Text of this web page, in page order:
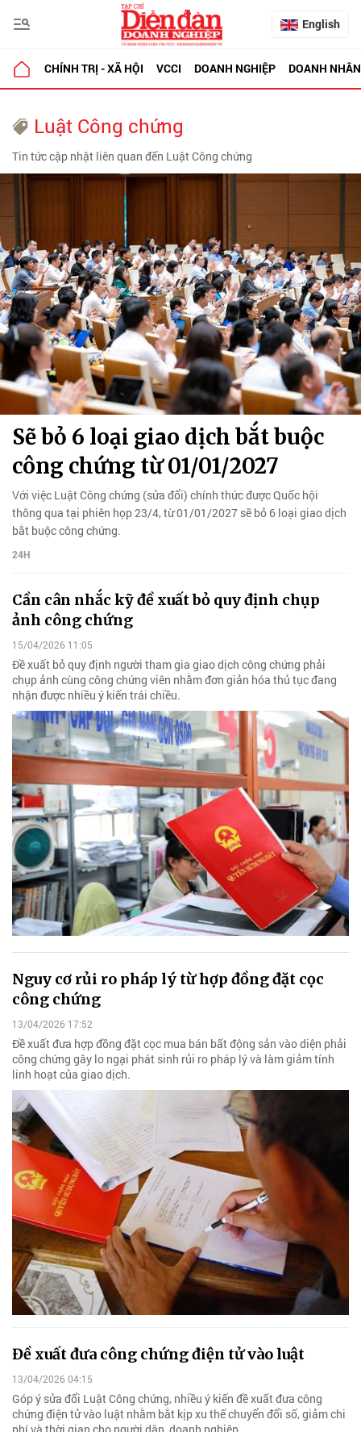
English
CHÍNH TRỊ - XÃ HỘI VCCI DOANH NGHIỆP DOANH NHÂN
Luật Công chứng
Tin tức cập nhật liên quan đến Luật Công chứng
Sẽ bỏ 6 loại giao dịch bắt buộc
công chứng từ 01/01/2027
Với việc Luật Công chứng (sửa đổi) chính thức được Quốc hội
thông qua tại phiên họp 23/4, từ 01/01/2027 sẽ bỏ 6 loại giao dịch
bắt buộc công chứng.
24H
Cần cân nhắc kỹ đề xuất bỏ quy định chụp
ảnh công chứng
15/04/2026 11:05
Đề xuất bỏ quy định người tham gia giao dịch công chứng phải
chụp ảnh cùng công chứng viên nhằm đơn giản hóa thủ tục đang
nhận được nhiều ý kiến trái chiều.
Nguy cơ rủi ro pháp lý từ hợp đồng đặt cọc
công chứng
13/04/2026 17:52
Đề xuất đưa hợp đồng đặt cọc mua bán bất động sản vào diện phải
công chứng gây lo ngại phát sinh rủi ro pháp lý và làm giảm tính
linh hoạt của giao dịch.
Đề xuất đưa công chứng điện tử vào luật
13/04/2026 04:15
Góp ý sửa đổi Luật Công chứng, nhiều ý kiến đề xuất đưa công
chứng điện tử vào luật nhằm bắt kịp xu thế chuyển đổi số, giảm chi